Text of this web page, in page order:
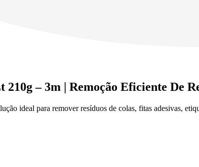
– 3m | Remoção Eficiente De
ideal para remover resíduos de colas, fitas adesivas,